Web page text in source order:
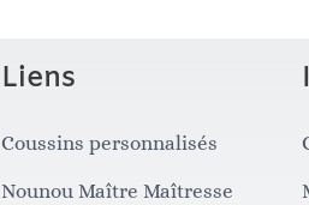
Liens
Coussins personnalisés
Nounou Maître Maîtresse